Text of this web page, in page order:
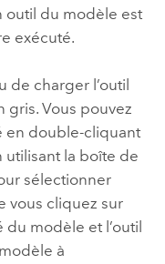
outil du modèle est
exécuté.
de charger l’outil
gris. Vous pouvez
en double-cliquant
la boîte de
sélectionner
vous cliquez sur
modèle et l’outil
à